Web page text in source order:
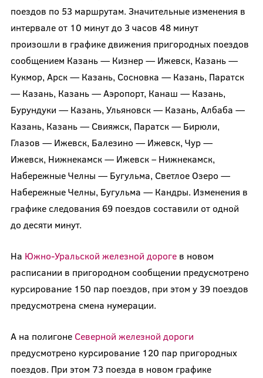
поездов по 53 маршрутам. Значительные изменения в
интервале от 10 минут до 3 часов 48 минут
произошли в графике движения пригородных поездов
сообщением Казань — Кизнер — Ижевск, Казань —
Кукмор, Арск — Казань, Сосновка — Казань, Паратск
— Казань, Казань — Аэропорт, Канаш — Казань,
Бурундуки — Казань, Ульяновск — Казань, Албаба —
Казань, Казань — Свияжск, Паратск — Бирюли,
Глазов — Ижевск, Балезино — Ижевск, Чур —
Ижевск, Нижнекамск — Ижевск – Нижнекамск,
Набережные Челны — Бугульма, Светлое Озеро —
Набережные Челны, Бугульма — Кандры. Изменения в
графике следования 69 поездов составили от одной
до десяти минут.
На Южно-Уральской железной дорогев новом
расписании в пригородном сообщении предусмотрено
курсирование 150 пар поездов, при этом у 39 поездов
предусмотрена смена нумерации.
А на полигоне Северной железной дороги
предусмотрено курсирование 120 пар пригородных
поездов. При этом 73 поезда в новом графике